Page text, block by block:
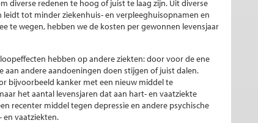
diverse redenen te hoog of juist te laag zijn. Uit diverse
tot minder ziekenhuis- en verpleeghuisopnamen en
te wegen, hebben we de kosten per gewonnen levensjaar
hebben op andere ziekten: door voor de ene
andere aandoeningen doen stijgen of juist dalen.
bijvoorbeeld kanker met een nieuw middel te
het aantal levensjaren dat aan hart- en vaatziekte
recenter middel tegen depressie en andere psychische
vaatziekten.